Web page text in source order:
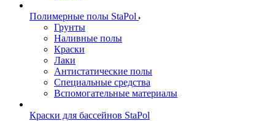
Полимерные полы StaPol
Грунты
Наливные полы
Краски
Лаки
Антистатические полы
Специальные средства
Вспомогательные материалы
Краски для бассейнов StaPol